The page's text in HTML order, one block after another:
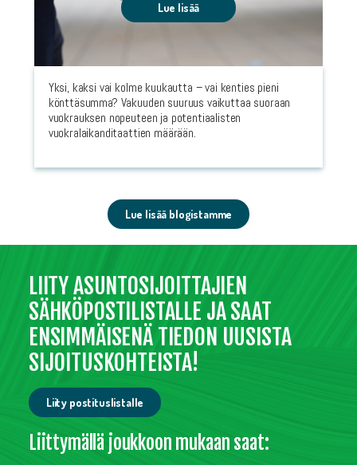
Lue lisää
Yksi, kaksi vai kolme kuukautta – vai kenties pieni
könttäsumma? Vakuuden suuruus vaikuttaa suoraan
vuokrauksen nopeuteen ja potentiaalisten
vuokralaikanditaattien määrään.
Lue lisää blogistamme
LIITY ASUNTOSIJOITTAJIEN
SÄHKÖPOSTILISTALLE JA SAAT
ENSIMMÄISENÄ TIEDON UUSISTA
SIJOITUSKOHTEISTA!
Liity postituslistalle
Liittymällä joukkoon mukaan saat: